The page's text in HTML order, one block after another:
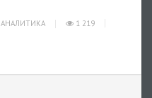
АНАЛИТИКА
1 219